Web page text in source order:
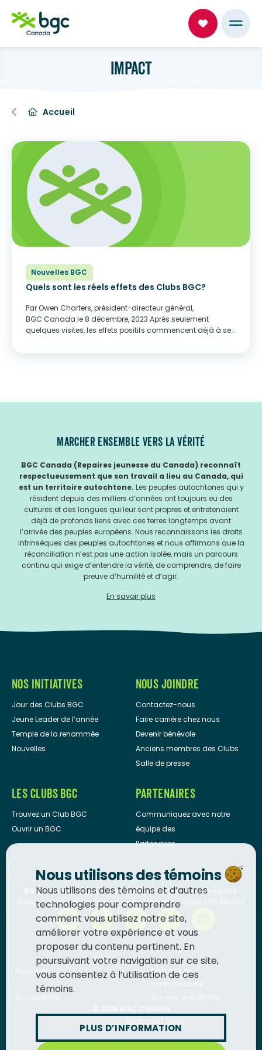
IMPACT
Accueil
Nouvelles BGC
Quels sont les réels effets des Clubs BGC?
Par Owen Charters, président-directeur général,
BGC Canada le 8 décembre, 2023 Après seulement
quelques visites, les effets positifs commencent déjà à se
MARCHER ENSEMBLE VERS LA VÉRITÉ
BGC Canada (Repaires jeunesse du Canada) reconnaît
respectueusement que son travail a lieu au Canada, qui
est un territoire autochtone. Les peuples autochtones qui y
résident depuis des milliers d’années ont toujours eu des
cultures et des langues qui leur sont propres et entretenaient
déjà de profonds liens avec ces terres longtemps avant
l’arrivée des peuples européens. Nous reconnaissons les droits
intrinsèques des peuples autochtones et nous affirmons que la
réconciliation n’est pas une action isolée, mais un parcours
continu qui exige d’entendre la vérité, de comprendre, de faire
preuve d’humilité et d’agir.
En savoir plus
NOS INITIATIVES
Jour des Clubs BGC
Jeune Leader de l’année
Temple de la renommée
Nouvelles
NOUS JOINDRE
Contactez-nous
Faire carrière chez nous
Devenir bénévole
Anciens membres des Clubs
Salle de presse
LES CLUBS BGC
Trouvez un Club BGC
Ouvrir un BGC
PARTENAIRES
Communiquez avec notre
équipe des
Partenaires
BGC Canadaest un organisme de bienfaisance enregistré.
Enregistrement d’organisme de bienfaisance: 13036 1710 RR0001
Politiques
Politique de
Nous utilisons des témoins
Nous utilisons des témoins et d’autres
technologies pour comprendre
comment vous utilisez notre site,
améliorer votre expérience et vous
proposer du contenu pertinent. En
poursuivant votre navigation sur ce site,
vous consentez à l’utilisation de ces
témoins.
PLUS D’INFORMATION